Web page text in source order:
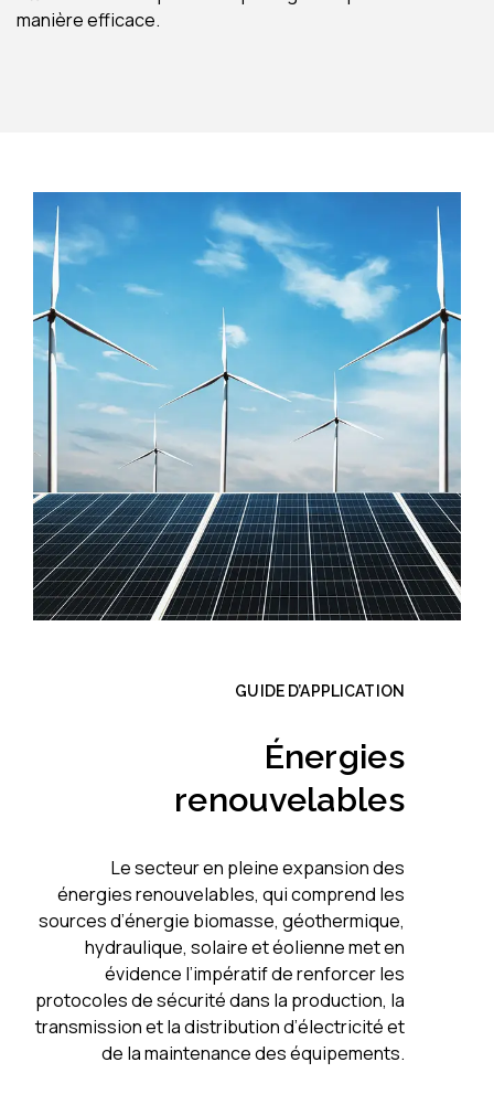
manière efficace.
GUIDE D’APPLICATION
Énergies
renouvelables
Le secteur en pleine expansion des
énergies renouvelables, qui comprend les
sources d’énergie biomasse, géothermique,
hydraulique, solaire et éolienne met en
évidence l’impératif de renforcer les
protocoles de sécurité dans la production, la
transmission et la distribution d’électricité et
de la maintenance des équipements.